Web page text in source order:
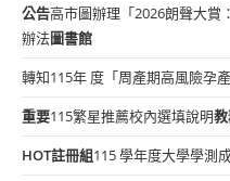
公告高市圖辦理「2026朗聲大賞
辦法圖書館
轉知115年 度「周產期高風險孕
重要115繁星推薦校內選填說明
HOT註冊組115 學年度大學學測